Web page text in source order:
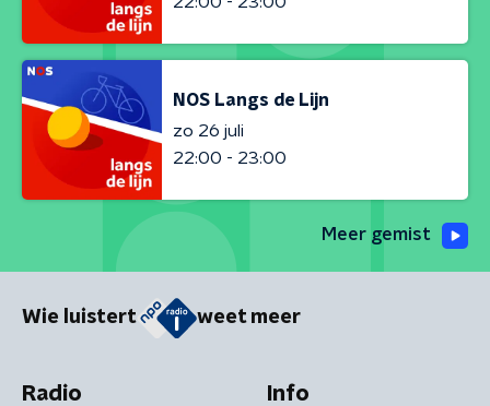
NOS Langs de Lijn
zo 26 juli
22:00 - 23:00
Meer gemist
Wie luistert weet meer
Radio Info